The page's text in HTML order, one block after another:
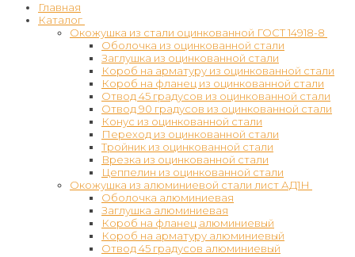
Главная
Каталог
Окожушка из стали оцинкованной ГОСТ 14918-8
Оболочка из оцинкованной стали
Заглушка из оцинкованной стали
Короб на арматуру из оцинкованной стали
Короб на фланец из оцинкованной стали
Отвод 45 градусов из оцинкованной стали
Отвод 90 градусов из оцинкованной стали
Конус из оцинкованной стали
Переход из оцинкованной стали
Тройник из оцинкованной стали
Врезка из оцинкованной стали
Цеппелин из оцинкованной стали
Окожушка из алюминиевой стали лист АД1Н
Оболочка алюминиевая
Заглушка алюминиевая
Короб на фланец алюминиевый
Короб на арматуру алюминиевый
Отвод 45 градусов алюминиевый